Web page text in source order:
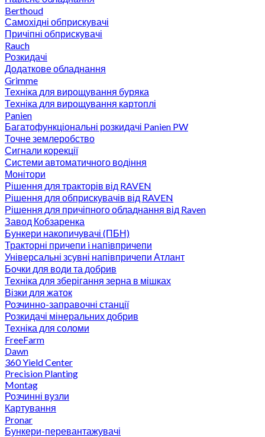
Berthoud
Самохідні обприскувачі
Причіпні обприскувачі
Rauch
Розкидачі
Додаткове обладнання
Grimme
Техніка для вирощування буряка
Техніка для вирощування картоплі
Panien
Багатофункціональні розкидачі Panien PW
Точне землеробство
Сигнали корекції
Системи автоматичного водіння
Монітори
Рішення для тракторів від RAVEN
Рішення для обприскувачів від RAVEN
Рішення для причіпного обладнання від Raven
Завод Кобзаренка
Бункери накопичувачі (ПБН)
Тракторні причепи i напiвпричепи
Універсальні зсувні напівпричепи Атлант
Бочки для води та добрив
Техніка для зберігання зерна в мішках
Візки для жаток
Розчинно-заправочні станції
Розкидачі мінеральних добрив
Техніка для соломи
FreeFarm
Dawn
360 Yield Center
Precision Planting
Montag
Розчинні вузли
Картування
Pronar
Бункери-перевантажувачі